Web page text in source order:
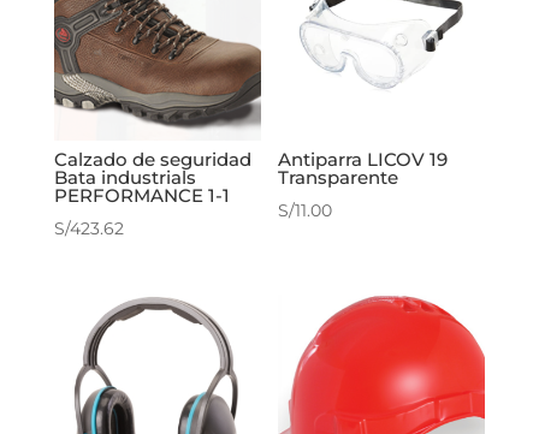
Calzado de seguridad
Bata industrials
PERFORMANCE 1-1
S/423.62
Antiparra LICOV 19
Transparente
S/11.00